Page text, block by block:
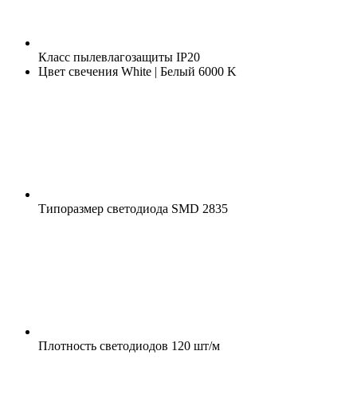
Класс пылевлагозащиты IP20
Цвет свечения White | Белый 6000 K
Типоразмер светодиода SMD 2835
Плотность светодиодов 120 шт/м